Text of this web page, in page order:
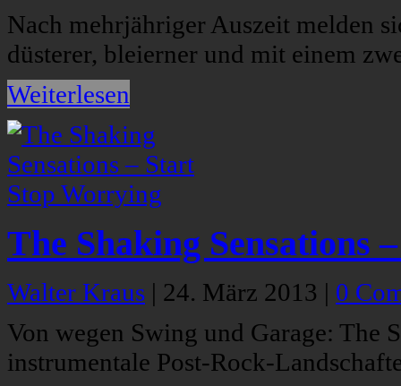
Nach mehrjähriger Auszeit melden
düsterer, bleierner und mit einem
Weiterlesen
The Shaking Sensations
Walter Kraus | 24. März 2013 | 0
Von wegen Swing und Garage: The
instrumentale Post-Rock-